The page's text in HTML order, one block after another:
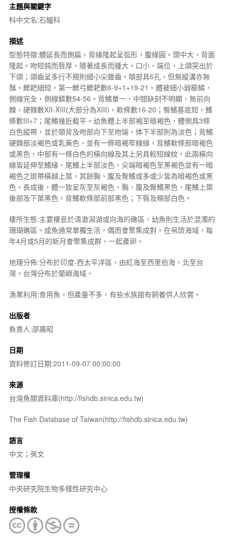
主題與關鍵字
科中文名:石鱸科
描述
型態特徵:體延長而側扁，背緣隆起呈弧形，腹緣圓。頭中大，背面
隆起。吻短鈍而唇厚，隨著成長而腫大。口小，端位，上頜突出於
下頜；頜齒呈多行不規則細小尖錐齒。頤部具6孔，但無縱溝亦無
鬚。鰓耙細短，第一鰓弓鰓耙數6-9+1+19-21。體被細小弱櫛鱗，
側線完全，側線鱗數54-56。背鰭單一，中間缺刻不明顯，無前向
棘，硬棘數XII-XIII(大部分為XIII)，軟條數16-20；臀鰭基底短，鰭
條數III+7；尾鰭幾近截平。幼魚體上半部褐至暗褐色，體側具3條
白色縱帶，並於頸背及吻部向下至吻端，体下半部則為淡色；背鰭
硬棘部淡褐色或乳黃色，並有一條暗褐窄線緣，背鰭軟條部暗褐色
或黑色，中部有一條白色的橫向線及其上另具較短線紋，此兩橫向
線皆延伸至鰭緣，尾鰭上半部淡色，尖端暗褐色至黑褐色並有一暗
褐色之斑帶橫越上葉，其餘胸、腹及臀鰭或多或少皆為暗褐色或黑
色。長成後，體一致呈灰至灰褐色，胸、腹及臀鰭黑色，尾鰭上葉
後部及下葉黑色，背鰭軟條部前部黑色；下唇及頰部白色。
棲所生態:主要棲息於清澈潟湖或向海的礁區，幼魚則生活於混濁的
珊瑚礁區。成魚通常單獨生活，偶而會聚集成對。在帛琉海域，每
年4月或5月的新月會聚集成群，一起產卵。
地理分佈:分布於印度-西太平洋區，由紅海至西里伯海，北至台
灣。台灣分布於蘭嶼海域。
漁業利用:食用魚，但產量不多，有些水族館有飼養供人欣賞。
出版者
負責人:邵廣昭
日期
資料修訂日期:2011-09-07 00:00:00
來源
台灣魚類資料庫(http://fishdb.sinica.edu.tw)
The Fish Database of Taiwan(http://fishdb.sinica.edu.tw)
語言
中文；英文
管理權
中央研究院生物多樣性研究中心
授權條款